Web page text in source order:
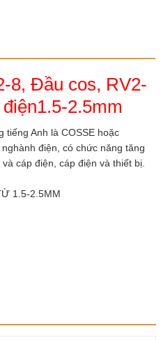
8, Đầu cos, RV2-
2.5mm
tiếng Anh là COSSE hoặc
điện, có chức năng tăng
cáp điện, cáp điện và thiết bị.
1.5-2.5MM